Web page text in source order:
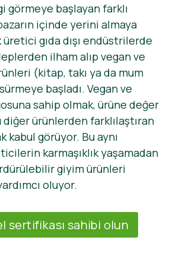
görmeye başlayan farklı
içinde yerini almaya
üretici gıda dışı endüstrilerde
ilham alıp vegan ve
(kitap, takı ya da mum
başladı. Vegan ve
sahip olmak, ürüne değer
diğer ürünlerden farklılaştıran
kabul görüyor. Bu aynı
karmaşıklık yaşamadan
giyim ürünleri
oluyor.
sertifikası sahibi olun